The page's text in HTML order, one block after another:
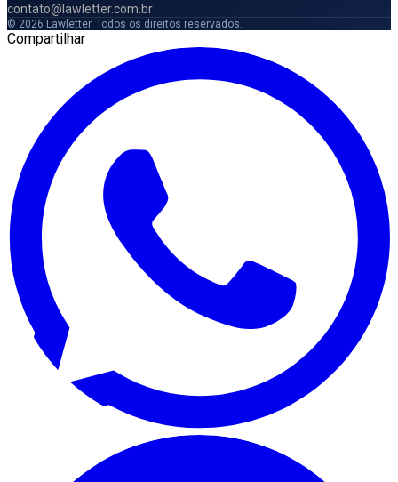
contato@lawletter.com.br
© 2026 Lawletter. Todos os direitos reservados.
Compartilhar